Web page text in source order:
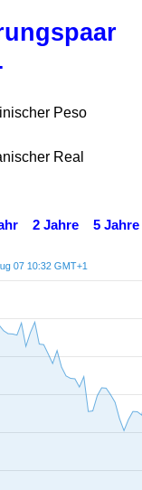
Peso
Real
2 Jahre 5 Jahre